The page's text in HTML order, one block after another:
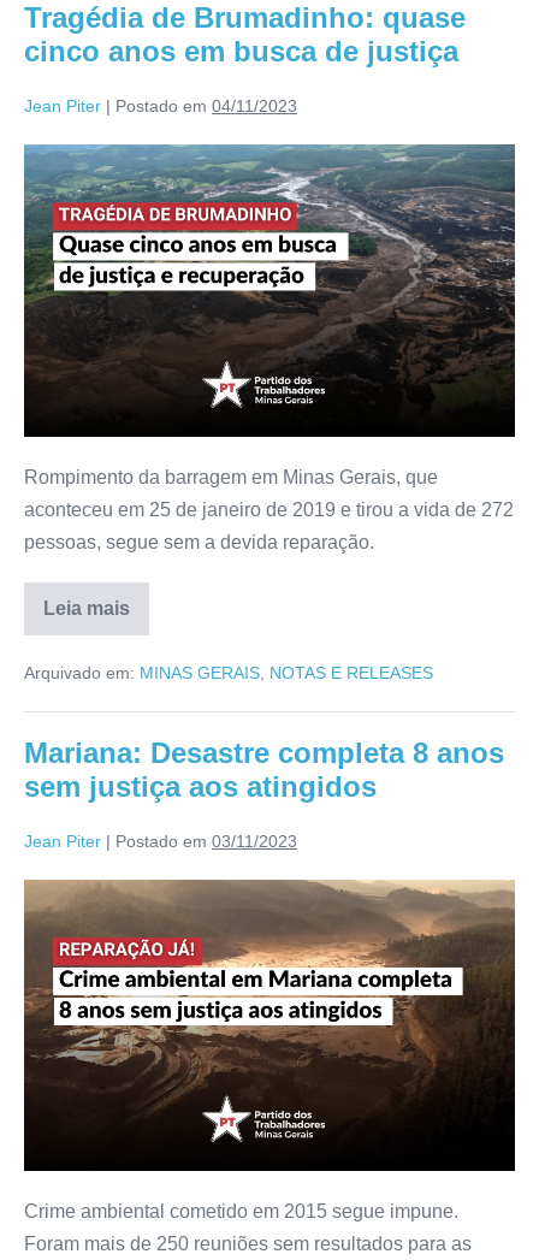
Tragédia de Brumadinho: quase
cinco anos em busca de justiça
Jean Piter | Postado em 04/11/2023
Rompimento da barragem em Minas Gerais, que
aconteceu em 25 de janeiro de 2019 e tirou a vida de 272
pessoas, segue sem a devida reparação.
Leia mais
Arquivado em: MINAS GERAIS NOTAS E RELEASES
Mariana: Desastre completa 8 anos
sem justiça aos atingidos
Jean Piter | Postado em 03/11/2023
Crime ambiental cometido em 2015 segue impune.
Foram mais de 250 reuniões sem resultados para as